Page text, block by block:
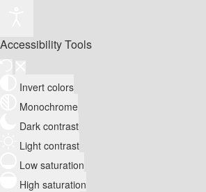
Accessibility Tools
Invert colors
Monochrome
Dark contrast
Light contrast
Low saturation
High saturation